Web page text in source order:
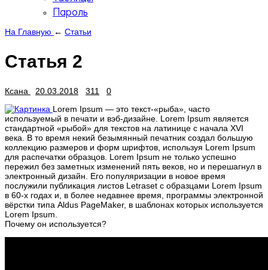
Пароль
На Главную ← Статьи
Статья 2
Ксана 20.03.2018 311
0
Lorem Ipsum — это текст-«рыба», часто
используемый в печати и вэб-дизайне. Lorem Ipsum является
стандартной «рыбой» для текстов на латинице с начала XVI
века. В то время некий безымянный печатник создал большую
коллекцию размеров и форм шрифтов, используя Lorem Ipsum
для распечатки образцов. Lorem Ipsum не только успешно
пережил без заметных изменений пять веков, но и перешагнул в
электронный дизайн. Его популяризации в новое время
послужили публикация листов Letraset с образцами Lorem Ipsum
в 60-х годах и, в более недавнее время, программы электронной
вёрстки типа Aldus PageMaker, в шаблонах которых используется
Lorem Ipsum.
Почему он используется?